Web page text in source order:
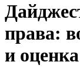
права:
и